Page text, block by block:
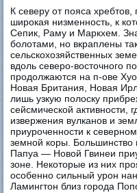
К северу от пояса
широкая низменность, к
Сепик, Раму и Маркхем.
болотами, но вкраплены
сельскохозяйственных
вдоль северо-восточного
продолжаются на п-ове
Новая Британия, Новая
лишь узкую полоску
сейсмической активности,
извержения вулканов и
приуроченности к
земной коры. Большинство
Папуа — Новой Гвинеи
зоне. Некоторые из них
особенно сильный урон
Ламингтон близ города